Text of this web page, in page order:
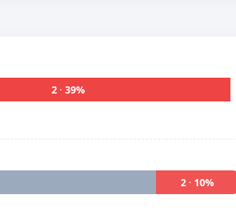
2 · 39%
2 · 10%